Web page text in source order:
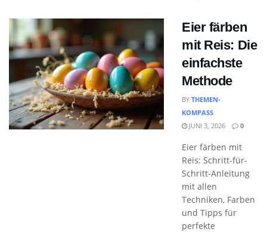
Eier färben
mit Reis: Die
einfachste
Methode
BY THEMEN-
KOMPASS
JUNI 3, 2026
0
Eier färben mit
Reis: Schritt-für-
Schritt-Anleitung
mit allen
Techniken, Farben
und Tipps für
perfekte